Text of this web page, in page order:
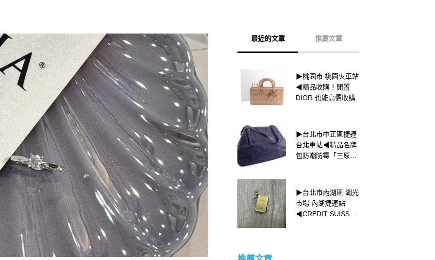
最近的文章 推薦文章
▶桃園市 桃園火車站
◀精品收購！閒置
DIOR 也能高價收購
▶台北市中正區捷運
台北車站◀精品名牌
包防潮防霉「三原
▶台北市內湖區 湖光
市場 內湖捷運站
◀CREDIT SUISSE
▶新北市三重區 捷運
菜寮站◀ 鑽石的測量
方式
▶台北市中山區 捷運
中山國中站◀ 貴金屬
錶帶鬆鬆下垂正常
▶新北市三重區 捷運
菜寮站◀ 女皇金幣